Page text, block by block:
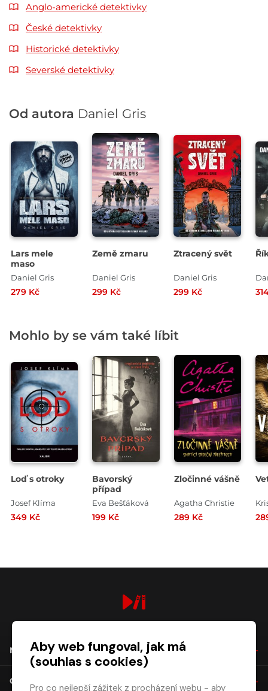
Anglo-americké detektivky
České detektivky
Historické detektivky
Severské detektivky
Od autora Daniel Gris
Lars mele
maso
Daniel Gris
279 Kč
Země zmaru
Daniel Gris
299 Kč
Ztracený svět
Daniel Gris
299 Kč
Mohlo by se vám také líbit
Loď s otroky
Josef Klíma
349 Kč
Bavorský
případ
Eva Bešťáková
199 Kč
Zločinné vášně
Agatha Christie
289 Kč
NÁKUP
O SPOLEČNOSTI
Aby web fungoval, jak má
(souhlas s cookies)
Pro co nejlepší zážitek z procházení webu - aby